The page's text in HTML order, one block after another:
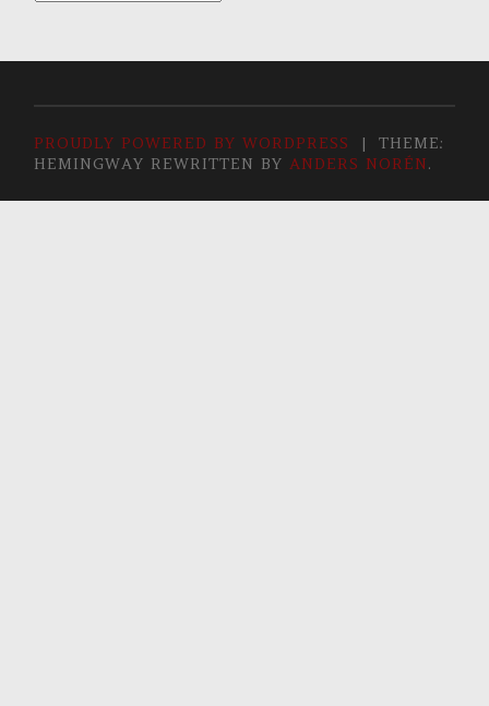
PROUDLY POWERED BY WORDPRESS |
THEME:
HEMINGWAY REWRITTEN BYANDERS NORÉN.